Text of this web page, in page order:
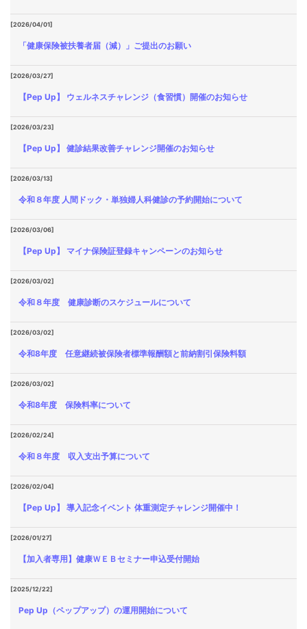
[2026/04/01]
「健康保険被扶養者届（減）」ご提出のお願い
[2026/03/27]
【Pep Up】 ウェルネスチャレンジ（食習慣）開催のお知らせ
[2026/03/23]
【Pep Up】 健診結果改善チャレンジ開催のお知らせ
[2026/03/13]
令和８年度 人間ドック・単独婦人科健診の予約開始について
[2026/03/06]
【Pep Up】 マイナ保険証登録キャンペーンのお知らせ
[2026/03/02]
令和８年度 健康診断のスケジュールについて
[2026/03/02]
令和8年度 任意継続被保険者標準報酬額と前納割引保険料額
[2026/03/02]
令和8年度 保険料率について
[2026/02/24]
令和８年度 収入支出予算について
[2026/02/04]
【Pep Up】 導入記念イベント 体重測定チャレンジ開催中！
[2026/01/27]
【加入者専用】健康ＷＥＢセミナー申込受付開始
[2025/12/22]
Pep Up（ペップアップ）の運用開始について